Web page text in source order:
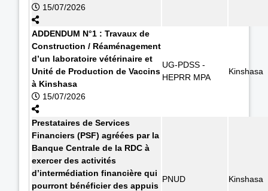
15/07/2026
ADDENDUM N°1 : Travaux de
Construction / Réaménagement
d’un laboratoire vétérinaire et
Unité de Production de Vaccins
à Kinshasa
15/07/2026
UG-PDSS -
HEPRR MPA
Kinshasa
Prestataires de Services
Financiers (PSF) agréées par la
Banque Centrale de la RDC à
exercer des activités
d’intermédiation financière qui
pourront bénéficier des appuis
PNUD Kinshasa